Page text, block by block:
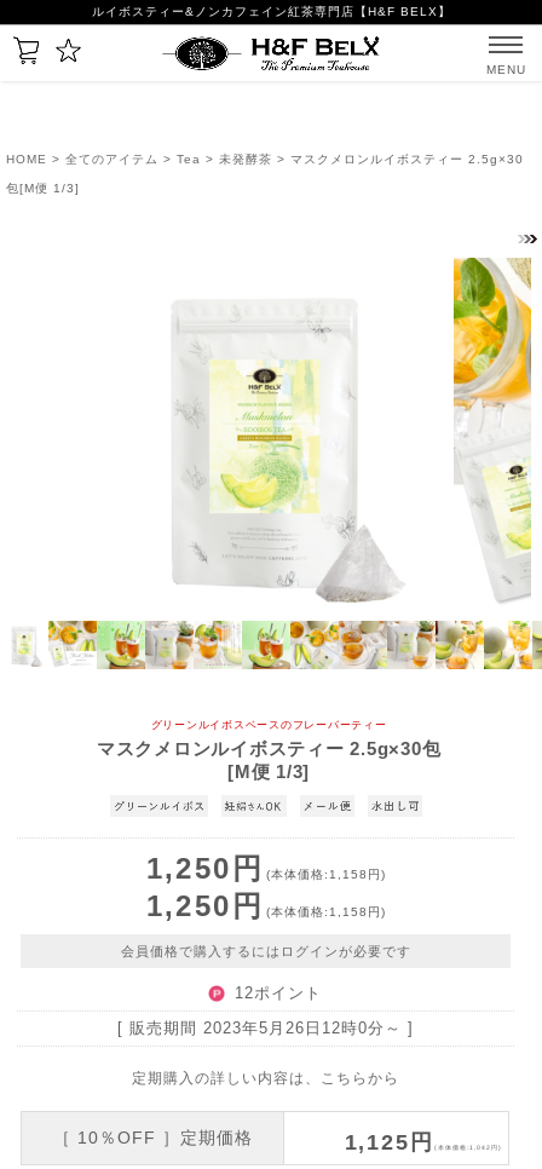
ルイボスティー&ノンカフェイン紅茶専門店【H&F BELX】
MENU
HOME > 全てのアイテム > Tea > 未発酵茶 > マスクメロンルイボスティー 2.5g×30
包[M便 1/3]
グリーンルイボスベースのフレーバーティー
マスクメロンルイボスティー 2.5g×30包
[M便 1/3]
1,250円 (本体価格:1,158円)
1,250円 (本体価格:1,158円)
会員価格で購入するにはログインが必要です
12ポイント
[ 販売期間2023年5月26日12時0分 ～ ]
定期購入の詳しい内容は、こちらから
［ 10％OFF ］定期価格 1,125円 (本体価格:1,042円)